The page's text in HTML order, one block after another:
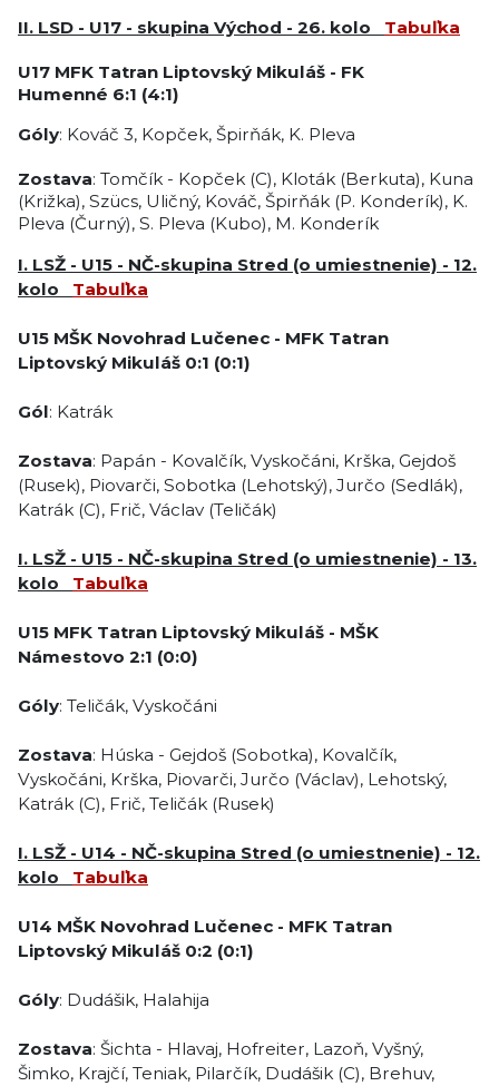
II. LSD - U17 - skupina Východ - 26. kolo Tabuľka
U17 MFK Tatran Liptovský Mikuláš - FK
Humenné 6:1 (4:1)
Góly: Kováč 3, Kopček, Špirňák, K. Pleva
Zostava: Tomčík - Kopček (C), Kloták (Berkuta), Kuna
(Križka), Szücs, Uličný, Kováč, Špirňák (P. Konderík), K.
Pleva (Čurný), S. Pleva (Kubo), M. Konderík
I. LSŽ - U15 - NČ-skupina Stred (o umiestnenie) - 12.
kolo Tabuľka
U15 MŠK Novohrad Lučenec - MFK Tatran
Liptovský Mikuláš 0:1 (0:1)
Gól: Katrák
Zostava: Papán - Kovalčík, Vyskočáni, Krška, Gejdoš
(Rusek), Piovarči, Sobotka (Lehotský), Jurčo (Sedlák),
Katrák (C), Frič, Václav (Teličák)
I. LSŽ - U15 - NČ-skupina Stred (o umiestnenie) - 13.
kolo Tabuľka
U15 MFK Tatran Liptovský Mikuláš - MŠK
Námestovo 2:1 (0:0)
Góly: Teličák, Vyskočáni
Zostava: Húska - Gejdoš (Sobotka), Kovalčík,
Vyskočáni, Krška, Piovarči, Jurčo (Václav), Lehotský,
Katrák (C), Frič, Teličák (Rusek)
I. LSŽ - U14 - NČ-skupina Stred (o umiestnenie) - 12.
kolo Tabuľka
U14 MŠK Novohrad Lučenec - MFK Tatran
Liptovský Mikuláš 0:2 (0:1)
Góly: Dudášik, Halahija
Zostava: Šichta - Hlavaj, Hofreiter, Lazoň, Vyšný,
Šimko, Krajčí, Teniak, Pilarčík, Dudášik (C), Brehuv,